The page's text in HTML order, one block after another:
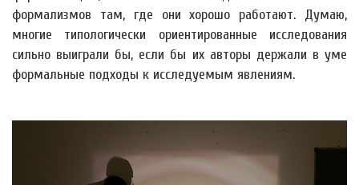
формализмов там, где они хорошо работают. Думаю,
многие типологически ориентированные исследования
сильно выиграли бы, если бы их авторы держали в уме
формальные подходы к исследуемым явлениям.